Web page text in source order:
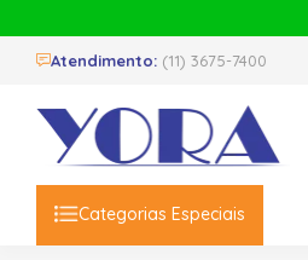
Atendimento: (11) 3675-7400
Categorias Especiais